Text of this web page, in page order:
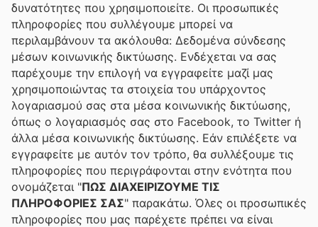
δυνατότητες που χρησιμοποιείτε. Οι προσωπικές
πληροφορίες που συλλέγουμε μπορεί να
περιλαμβάνουν τα ακόλουθα: Δεδομένα σύνδεσης
μέσων κοινωνικής δικτύωσης. Ενδέχεται να σας
παρέχουμε την επιλογή να εγγραφείτε μαζί μας
χρησιμοποιώντας τα στοιχεία του υπάρχοντος
λογαριασμού σας στα μέσα κοινωνικής δικτύωσης,
όπως ο λογαριασμός σας στο Facebook, το Twitter ή
άλλα μέσα κοινωνικής δικτύωσης. Εάν επιλέξετε να
εγγραφείτε με αυτόν τον τρόπο, θα συλλέξουμε τις
πληροφορίες που περιγράφονται στην ενότητα που
ονομάζεται "ΠΩΣ ΔΙΑΧΕΙΡΙΖΟΥΜΕ ΤΙΣ
ΠΛΗΡΟΦΟΡΙΕΣ ΣΑΣ" παρακάτω. Όλες οι προσωπικές
πληροφορίες που μας παρέχετε πρέπει να είναι